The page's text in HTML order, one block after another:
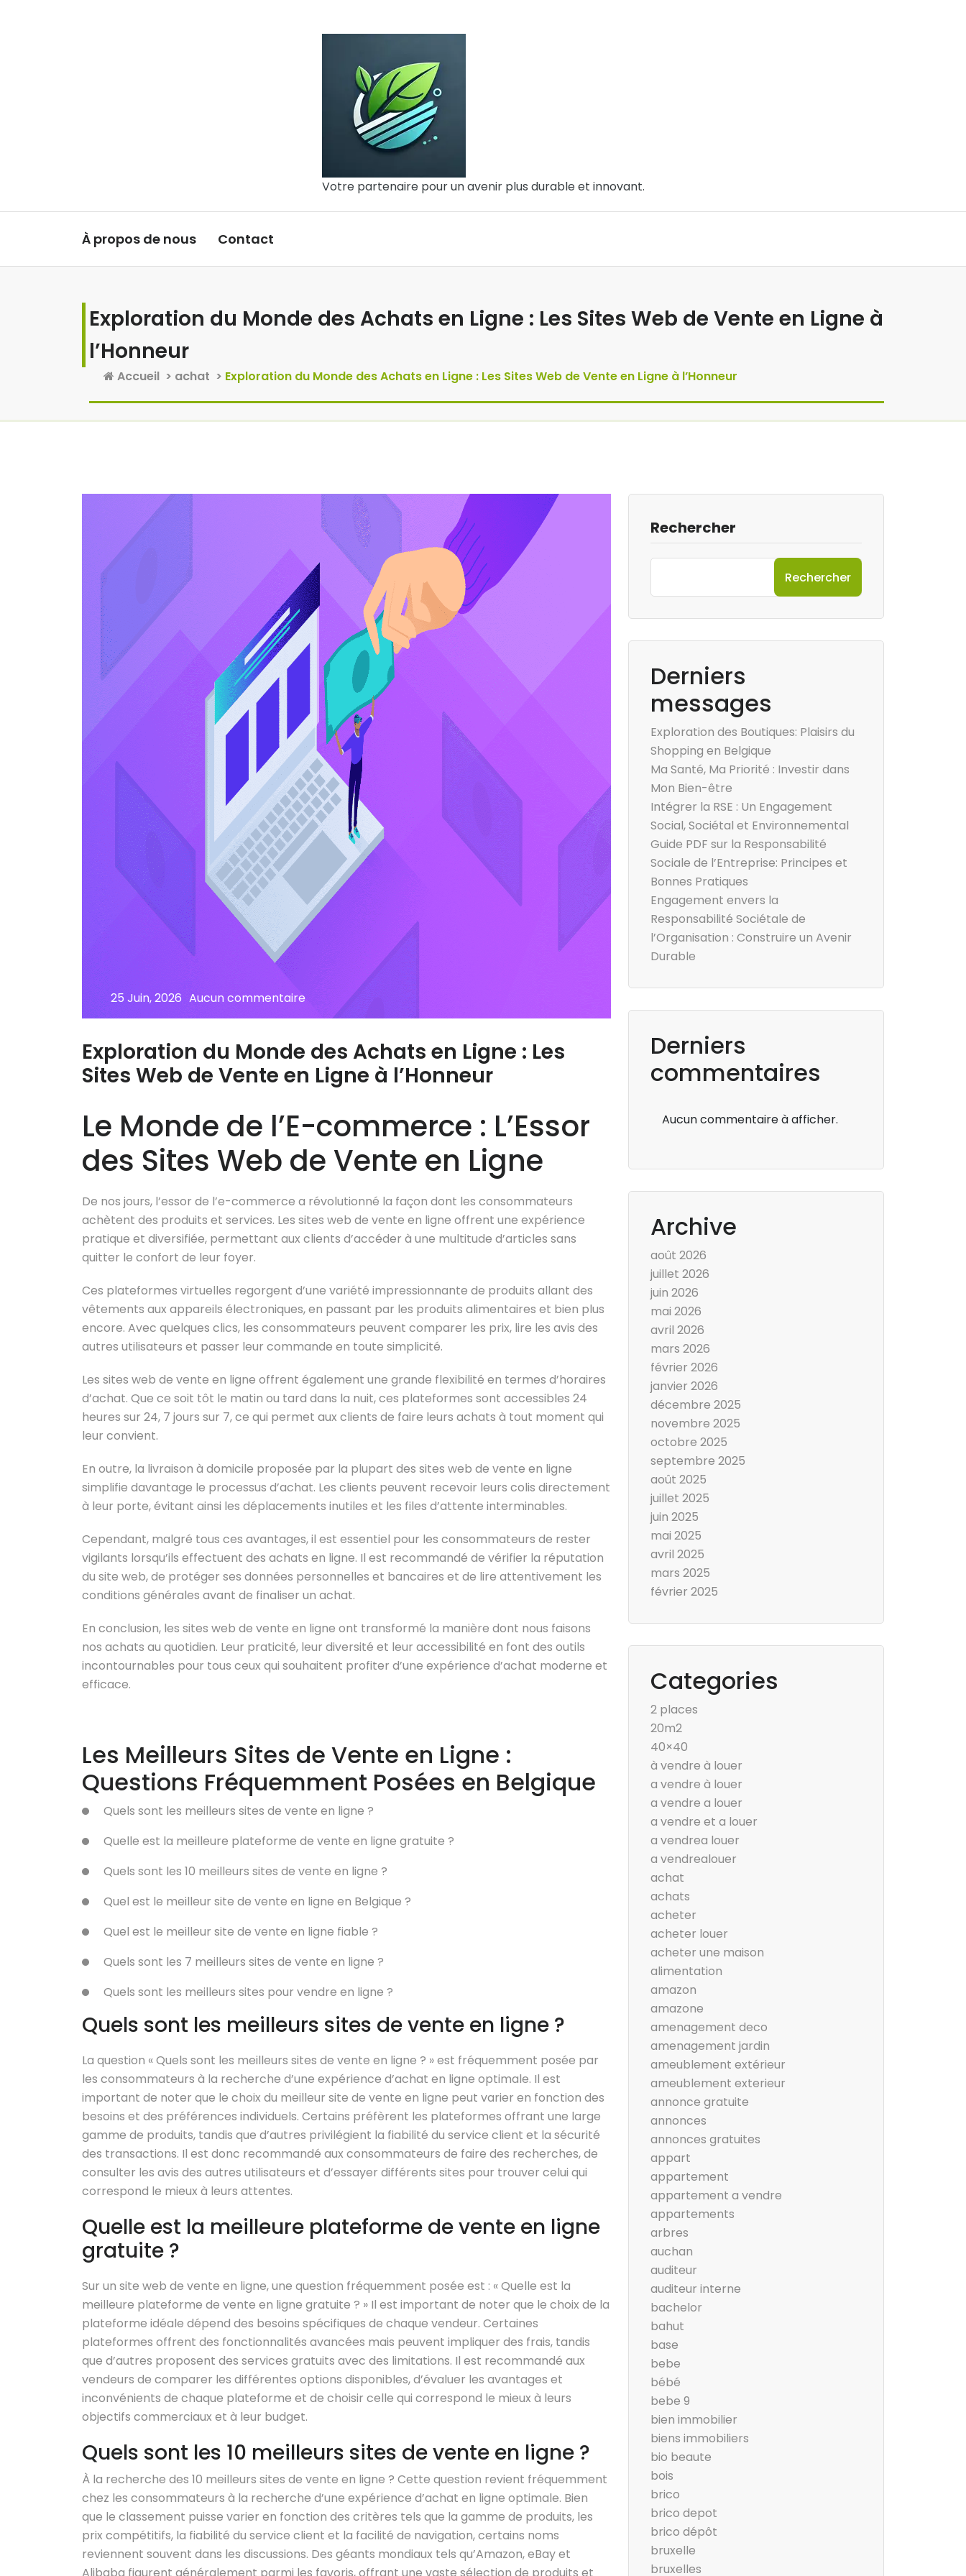
Votre partenaire pour un avenir plus durable et innovant.
À propos de nous Contact
Exploration du Monde des Achats en Ligne : Les Sites Web de Vente en Ligne à
l’Honneur
Accueil > achat > Exploration du Monde des Achats en Ligne : Les Sites Web de Vente en Ligne à l’Honneur
25 Juin, 2026 Aucun commentaire
Exploration du Monde des Achats en Ligne : Les
Sites Web de Vente en Ligne à l’Honneur
Le Monde de l’E-commerce : L’Essor
des Sites Web de Vente en Ligne
De nos jours, l’essor de l’e-commerce a révolutionné la façon dont les consommateurs
achètent des produits et services. Les sites web de vente en ligne offrent une expérience
pratique et diversifiée, permettant aux clients d’accéder à une multitude d’articles sans
quitter le confort de leur foyer.
Ces plateformes virtuelles regorgent d’une variété impressionnante de produits allant des
vêtements aux appareils électroniques, en passant par les produits alimentaires et bien plus
encore. Avec quelques clics, les consommateurs peuvent comparer les prix, lire les avis des
autres utilisateurs et passer leur commande en toute simplicité.
Les sites web de vente en ligne offrent également une grande flexibilité en termes d’horaires
d’achat. Que ce soit tôt le matin ou tard dans la nuit, ces plateformes sont accessibles 24
heures sur 24, 7 jours sur 7, ce qui permet aux clients de faire leurs achats à tout moment qui
leur convient.
En outre, la livraison à domicile proposée par la plupart des sites web de vente en ligne
simplifie davantage le processus d’achat. Les clients peuvent recevoir leurs colis directement
à leur porte, évitant ainsi les déplacements inutiles et les files d’attente interminables.
Cependant, malgré tous ces avantages, il est essentiel pour les consommateurs de rester
vigilants lorsqu’ils effectuent des achats en ligne. Il est recommandé de vérifier la réputation
du site web, de protéger ses données personnelles et bancaires et de lire attentivement les
conditions générales avant de finaliser un achat.
En conclusion, les sites web de vente en ligne ont transformé la manière dont nous faisons
nos achats au quotidien. Leur praticité, leur diversité et leur accessibilité en font des outils
incontournables pour tous ceux qui souhaitent profiter d’une expérience d’achat moderne et
efficace.
Les Meilleurs Sites de Vente en Ligne :
Questions Fréquemment Posées en Belgique
Quels sont les meilleurs sites de vente en ligne ?
Quelle est la meilleure plateforme de vente en ligne gratuite ?
Quels sont les 10 meilleurs sites de vente en ligne ?
Quel est le meilleur site de vente en ligne en Belgique ?
Quel est le meilleur site de vente en ligne fiable ?
Quels sont les 7 meilleurs sites de vente en ligne ?
Quels sont les meilleurs sites pour vendre en ligne ?
Quels sont les meilleurs sites de vente en ligne ?
La question « Quels sont les meilleurs sites de vente en ligne ? » est fréquemment posée par
les consommateurs à la recherche d’une expérience d’achat en ligne optimale. Il est
important de noter que le choix du meilleur site de vente en ligne peut varier en fonction des
besoins et des préférences individuels. Certains préfèrent les plateformes offrant une large
gamme de produits, tandis que d’autres privilégient la fiabilité du service client et la sécurité
des transactions. Il est donc recommandé aux consommateurs de faire des recherches, de
consulter les avis des autres utilisateurs et d’essayer différents sites pour trouver celui qui
correspond le mieux à leurs attentes.
Quelle est la meilleure plateforme de vente en ligne
gratuite ?
Sur un site web de vente en ligne, une question fréquemment posée est : « Quelle est la
meilleure plateforme de vente en ligne gratuite ? » Il est important de noter que le choix de la
plateforme idéale dépend des besoins spécifiques de chaque vendeur. Certaines
plateformes offrent des fonctionnalités avancées mais peuvent impliquer des frais, tandis
que d’autres proposent des services gratuits avec des limitations. Il est recommandé aux
vendeurs de comparer les différentes options disponibles, d’évaluer les avantages et
inconvénients de chaque plateforme et de choisir celle qui correspond le mieux à leurs
objectifs commerciaux et à leur budget.
Quels sont les 10 meilleurs sites de vente en ligne ?
À la recherche des 10 meilleurs sites de vente en ligne ? Cette question revient fréquemment
chez les consommateurs à la recherche d’une expérience d’achat en ligne optimale. Bien
que le classement puisse varier en fonction des critères tels que la gamme de produits, les
prix compétitifs, la fiabilité du service client et la facilité de navigation, certains noms
reviennent souvent dans les discussions. Des géants mondiaux tels qu’Amazon, eBay et
Rechercher
Rechercher
Derniers
messages
Exploration des Boutiques: Plaisirs du
Shopping en Belgique
Ma Santé, Ma Priorité : Investir dans
Mon Bien-être
Intégrer la RSE : Un Engagement
Social, Sociétal et Environnemental
Guide PDF sur la Responsabilité
Sociale de l’Entreprise: Principes et
Bonnes Pratiques
Engagement envers la
Responsabilité Sociétale de
l’Organisation : Construire un Avenir
Durable
Derniers
commentaires
Aucun commentaire à afficher.
Archive
août 2026
juillet 2026
juin 2026
mai 2026
avril 2026
mars 2026
février 2026
janvier 2026
décembre 2025
novembre 2025
octobre 2025
septembre 2025
août 2025
juillet 2025
juin 2025
mai 2025
avril 2025
mars 2025
février 2025
Categories
2 places
20m2
40×40
à vendre à louer
a vendre à louer
a vendre a louer
a vendre et a louer
a vendrea louer
a vendrealouer
achat
achats
acheter
acheter louer
acheter une maison
alimentation
amazon
amazone
amenagement deco
amenagement jardin
ameublement extérieur
ameublement exterieur
annonce gratuite
annonces
annonces gratuites
appart
appartement
appartement a vendre
appartements
arbres
auchan
auditeur
auditeur interne
bachelor
bahut
base
bebe
bébé
bebe 9
bien immobilier
biens immobiliers
bio beaute
bois
brico
brico depot
brico dépôt
bruxelle
bruxelles